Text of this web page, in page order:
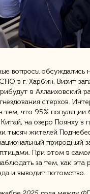
вопросы обсуждались
в г. Харбин. Визит
в Аллаиховский
стерхов.
тем, что 95% популяции
на озеро Поянху в
тысяч жителей
природный
При этом в
за тем, как эта
и выводит потомство.